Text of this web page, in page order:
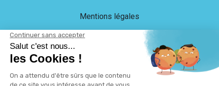
Mentions légales
LEB Communication